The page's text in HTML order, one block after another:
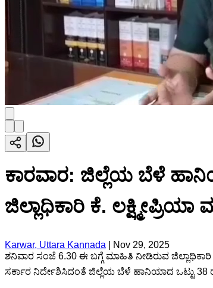
ಕಾರವಾರ: ಜಿಲ್ಲೆಯ ಬೆಳೆ
ಜಿಲ್ಲಾಧಿಕಾರಿ ಕೆ. ಲಕ್ಷ್ಮೀಪ್ರಿಯಾ
Karwar, Uttara Kannada
Nov 29, 2025
ಶನಿವಾರ ಸಂಜೆ 6.30 ಈ ಬಗ್ಗೆ ಮಾಹಿತಿ ನೀಡಿರುವ
ಸರ್ಕಾರ ನಿರ್ದೇಶಿಸಿದಂತೆ ಜಿಲ್ಲೆಯ ಬೆಳೆ ಹಾನಿಯಾದ ಒಟ್ಟು 38